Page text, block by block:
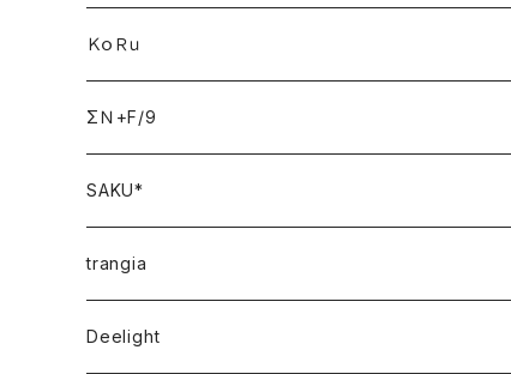
ＫｏＲｕ
ΣＮ+F/9
SAKU*
trangia
Deelight